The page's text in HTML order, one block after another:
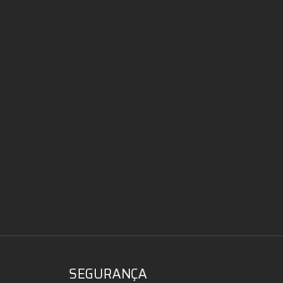
SEGURANÇA